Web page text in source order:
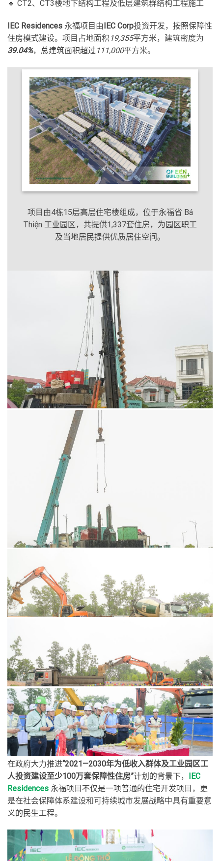
🔹 CT2、CT3楼地下结构工程及低层建筑群结构工程施工
IEC Residences 永福项目由IEC Corp投资开发，按照保障性
住房模式建设。项目占地面积 19,355平方米，建筑密度为
39.04%，总建筑面积超过 111,000平方米。
项目由4栋15层高层住宅楼组成，位于永福省 Bá
Thiện 工业园区，共提供1,337套住房，为园区职工
及当地居民提供优质居住空间。
在政府大力推进“2021—2030年为低收入群体及工业园区工
人投资建设至少100万套保障性住房”计划的背景下， IEC
Residences 永福项目不仅是一项普通的住宅开发项目，更
是在社会保障体系建设和可持续城市发展战略中具有重要意
义的民生工程。